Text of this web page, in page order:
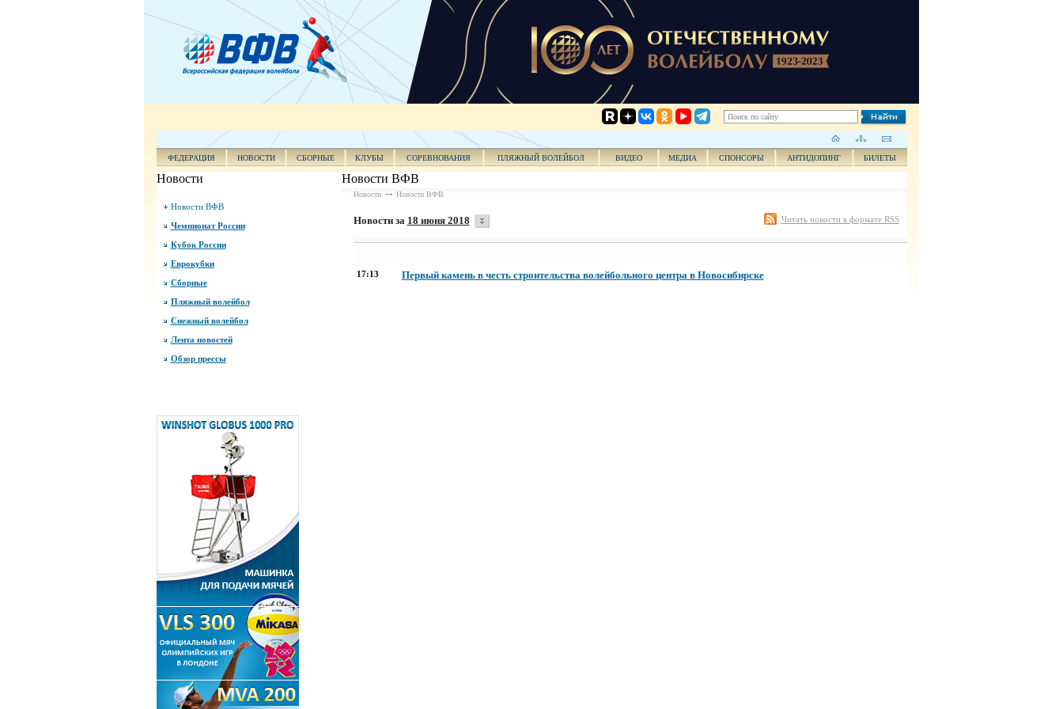
ФЕДЕРАЦИЯ НОВОСТИ СБОРНЫЕ КЛУБЫ СОРЕВНОВАНИЯ ПЛЯЖНЫЙ ВОЛЕЙБОЛ ВИДЕО МЕДИА СПОНСОРЫ АНТИДОПИНГ БИЛЕТЫ
Новости
Новости ВФВ
Чемпионат России
Кубок России
Еврокубки
Сборные
Пляжный волейбол
Снежный волейбол
Лента новостей
Обзор прессы
Новости ВФВ
Новости Новости ВФВ
Новости за 18 июня 2018 Читать новости в формате RSS
17:13 Первый камень в честь строительства волейбольного центра в Новосибирске